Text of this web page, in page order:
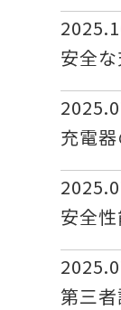
安全
充電
安全
第三